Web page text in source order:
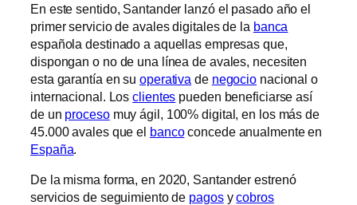
En este sentido, Santander lanzó el pasado año el
primer servicio de avales digitales de la banca
española destinado a aquellas empresas que,
dispongan o no de una línea de avales, necesiten
esta garantía en suoperativa de negocio nacional o
internacional. Losclientes pueden beneficiarse así
de un procesomuy ágil, 100% digital, en los más de
45.000 avales que el bancoconcede anualmente en
España.
De la misma forma, en 2020, Santander estrenó
servicios de seguimiento de pagosycobros